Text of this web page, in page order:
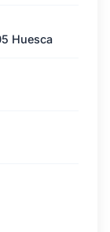
Huesca